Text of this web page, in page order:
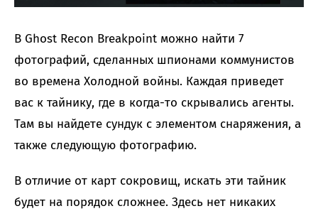
В Ghost Recon Breakpoint можно найти 7
фотографий, сделанных шпионами коммунистов
во времена Холодной войны. Каждая приведет
вас к тайнику, где в когда-то скрывались агенты.
Там вы найдете сундук с элементом снаряжения, а
также следующую фотографию.
В отличие от карт сокровищ, искать эти тайник
будет на порядок сложнее. Здесь нет никаких